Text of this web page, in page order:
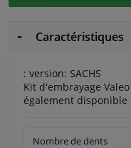
Caractéristiques
: version: SACHS
Kit d'embrayage
également disponible
Nombre de dents